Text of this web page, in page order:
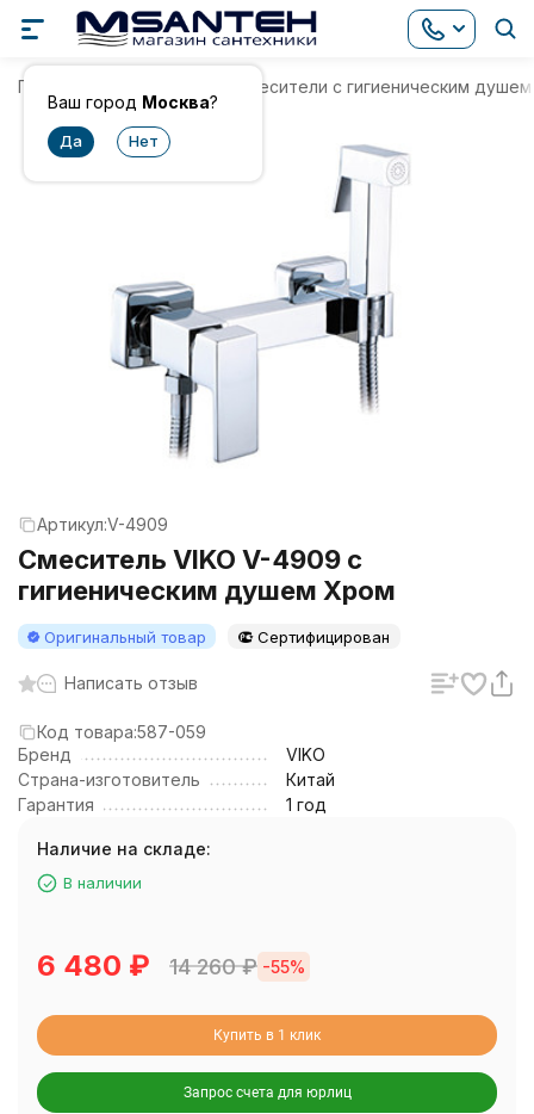
Ваш город Москва?
Главная Смесители с гигиеническим душем
Артикул:V-4909
Смеситель VIKO V-4909 с
гигиеническим душем Хром
Оригинальный товар Сертифицирован
Написать отзыв
Код товара:587-059
Бренд
VIKO
Страна-изготовитель
Китай
Гарантия
1 год
Наличие на складе:
В наличии
6 480 ₽ 14 260₽ -55%
Купить в 1 клик
Запрос счета для юрлиц